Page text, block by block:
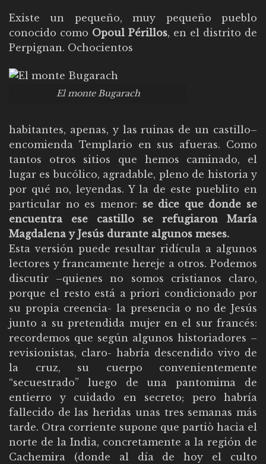
Existe un pequeño, muy pequeño pueblo
conocido como Opoul Périllos, en el distrito de
Perpignan. Ochocientos
El monte Bugarach
habitantes, apenas, y las ruinas de un castillo–
encomienda Templario en sus afueras. Como
tantos otros sitios que hemos caminado, el
lugar es bucólico, agradable, pleno de historia y
por qué no, leyendas. Y la de este pueblito en
particular no es menor: se dice que donde se
encuentra ese castillo se refugiaron María
Magdalena y Jesús durante algunos meses.
Esta versión puede resultar ridícula a algunos
lectores y francamente hereje a otros. Podemos
discutir –quienes no somos cristianos claro,
porque el resto está a priori condicionado por
su propia creencia- la presencia o no de Jesús
junto a su pretendida mujer en el sur francés:
recordemos que según algunos historiadores –
revisionistas, claro- habría descendido vivo de
la cruz, su cuerpo convenientemente
“secuestrado” luego de una pantomima de
entierro y cuidado en secreto; pero habría
fallecido de las heridas unas tres semanas más
tarde. Otra corriente supone que partiò hacia el
norte de la India, concretamente a la región de
Cachemira (donde al día de hoy el culto